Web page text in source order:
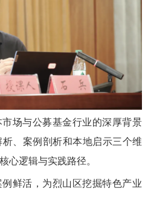
场与公募基金行业的深厚背景
、案例剖析和本地启示三个维
心逻辑与实践路径。
鲜活，为烈山区挖掘特色产业